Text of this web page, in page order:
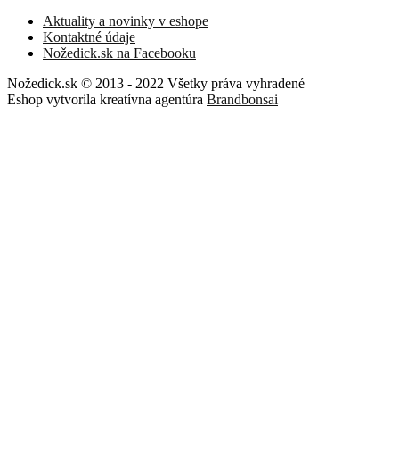
Aktuality a novinky v eshope
Kontaktné údaje
Nožedick.sk na Facebooku
Nožedick.sk © 2013 - 2022 Všetky práva vyhradené
Eshop vytvorila kreatívna agentúra Brandbonsai